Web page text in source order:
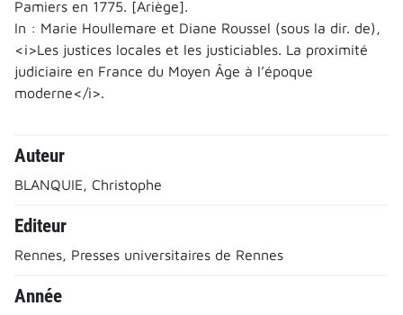
Pamiers en 1775. [Ariège].
In : Marie Houllemare et Diane Roussel (sous la dir. de),
<i>Les justices locales et les justiciables. La proximité
judiciaire en France du Moyen Âge à l’époque
moderne</i>.
Auteur
BLANQUIE, Christophe
Editeur
Rennes, Presses universitaires de Rennes
Année